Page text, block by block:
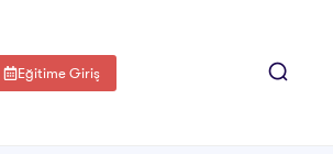
Eğitime Giriş